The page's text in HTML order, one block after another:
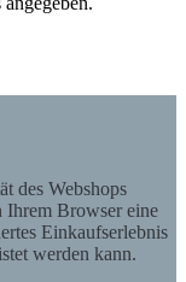
des Webshops
Ihrem Browser eine
Einkaufserlebnis
werden kann.